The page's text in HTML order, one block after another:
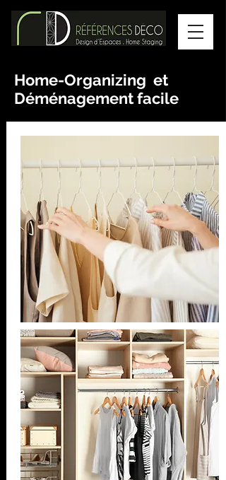
Home-Organizing et
Déménagement facile